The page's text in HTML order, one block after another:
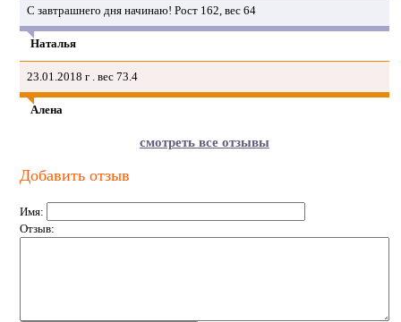
С завтрашнего дня начинаю! Рост 162, вес 64
Наталья
23.01.2018 г . вес 73.4
Алена
смотреть все отзывы
Добавить отзыв
Имя:
Отзыв: